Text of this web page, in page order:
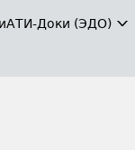
АТИ-Доки (ЭДО)